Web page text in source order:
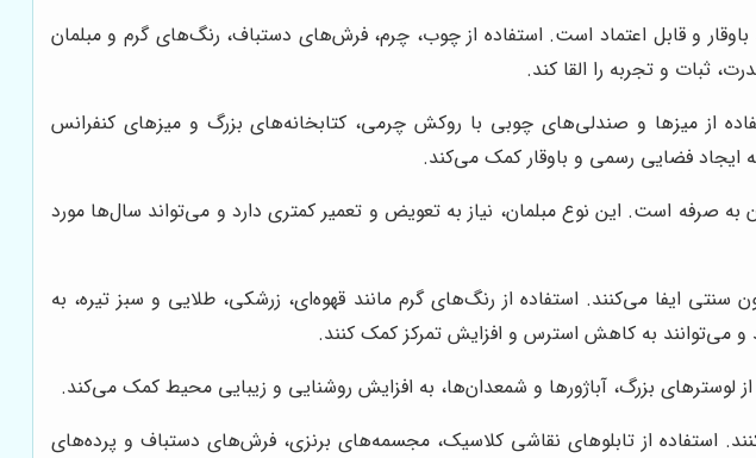
و قابل اعتماد است. استفاده از چوب، چرم، فرش‌های دستباف، رنگ‌های گرم و مبلمان
ثبات و تجربه را القا کند.
از میزها و صندلی‌های چوبی با روکش چرمی، کتابخانه‌های بزرگ و میزهای کنفرانس
ایجاد فضایی رسمی و باوقار کمک می‌کند.
به صرفه است. این نوع مبلمان، نیاز به تعویض و تعمیر کمتری دارد و می‌تواند سال‌ها مورد
ایفا می‌کنند. استفاده از رنگ‌های گرم مانند قهوه‌ای، زرشکی، طلایی و سبز تیره، به
می‌توانند به کاهش استرس و افزایش تمرکز کمک کنند.
لوسترهای بزرگ، آباژورها و شمعدان‌ها، به افزایش روشنایی و زیبایی محیط کمک می‌کند.
استفاده از تابلوهای نقاشی کلاسیک، مجسمه‌های برنزی، فرش‌های دستباف و پرده‌های